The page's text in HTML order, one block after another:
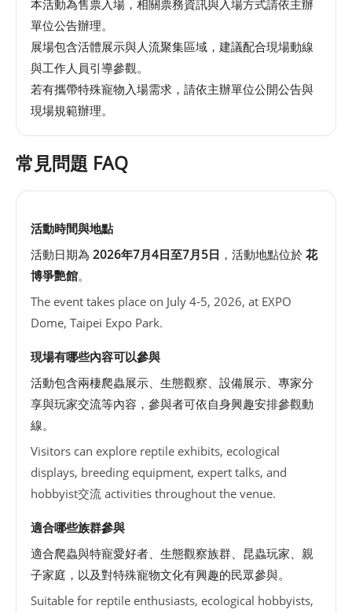
本活動為售票入場，相關票務資訊與入場方式請依主辦
單位公告辦理。
展場包含活體展示與人流聚集區域，建議配合現場動線
與工作人員引導參觀。
若有攜帶特殊寵物入場需求，請依主辦單位公開公告與
現場規範辦理。
常見問題 FAQ
活動時間與地點
活動日期為 2026年7月4日至7月5日 ，活動地點位於 花
博爭艷館。
The event takes place on July 4-5, 2026, at EXPO
Dome, Taipei Expo Park.
現場有哪些內容可以參與
活動包含兩棲爬蟲展示、生態觀察、設備展示、專家分
享與玩家交流等內容，參與者可依自身興趣安排參觀動
線。
Visitors can explore reptile exhibits, ecological
displays, breeding equipment, expert talks, and
hobbyist交流 activities throughout the venue.
適合哪些族群參與
適合爬蟲與特寵愛好者、生態觀察族群、昆蟲玩家、親
子家庭，以及對特殊寵物文化有興趣的民眾參與。
Suitable for reptile enthusiasts, ecological hobbyists,